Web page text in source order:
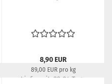
8,90 EUR
89,00 EUR pro kg
Lieferzeit: 22-24 Tage